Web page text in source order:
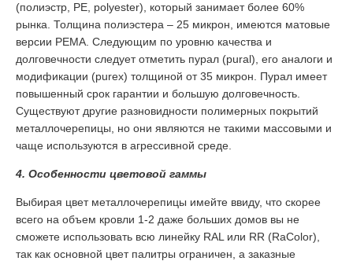
(полиэстр, PE, polyester), который занимает более 60%
рынка. Толщина полиэстера – 25 микрон, имеются матовые
версии PEMA. Следующим по уровню качества и
долговечности следует отметить пурал (pural), его аналоги и
модификации (purex) толщиной от 35 микрон. Пурал имеет
повышенный срок гарантии и большую долговечность.
Существуют другие разновидности полимерных покрытий
металлочерепицы, но они являются не такими массовыми и
чаще используются в агрессивной среде.
4. Особенности цветовой гаммы
Выбирая цвет металлочерепицы имейте ввиду, что скорее
всего на объем кровли 1-2 даже больших домов вы не
сможете использовать всю линейку RAL или RR (RaColor),
так как основной цвет палитры ограничен, а заказные